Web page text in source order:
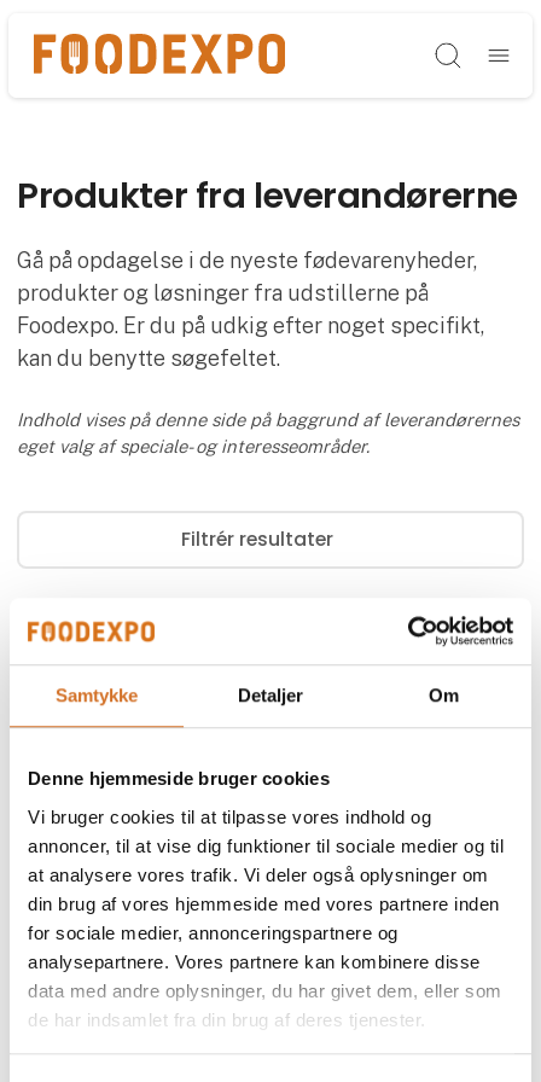
Samtykke Detaljer Om
Denne hjemmeside bruger cookies
Vi bruger cookies til at tilpasse vores indhold og
annoncer, til at vise dig funktioner til sociale medier og til
at analysere vores trafik. Vi deler også oplysninger om
din brug af vores hjemmeside med vores partnere inden
for sociale medier, annonceringspartnere og
analysepartnere. Vores partnere kan kombinere disse
data med andre oplysninger, du har givet dem, eller som
de har indsamlet fra din brug af deres tjenester.
Søg
Produkter fra leverandørerne
Gå på opdagelse i de nyeste fødevarenyheder,
produkter og løsninger fra udstillerne på
Foodexpo. Er du på udkig efter noget specifikt,
kan du benytte søgefeltet.
Indhold vises på denne side på baggrund af leverandørernes
eget valg af speciale- og interesseområder.
Filtrér resultater
Ingen resultater fundet.